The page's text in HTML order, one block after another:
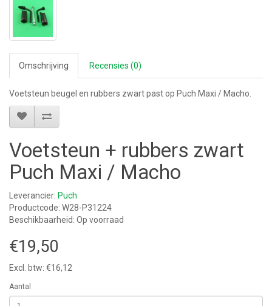
Omschrijving Recensies (0)
Voetsteun beugel en rubbers zwart past op Puch Maxi / Macho.
Voetsteun + rubbers zwart
Puch Maxi / Macho
Leverancier: Puch
Productcode: W28-P31224
Beschikbaarheid: Op voorraad
€19,50
Excl. btw: €16,12
Aantal